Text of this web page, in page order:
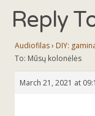
Reply
Audiofilas› DIY:
To: Mūsų kolonėlės
March 21, 2021 at